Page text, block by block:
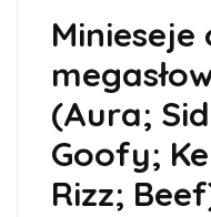
Minieseje
(Aura;
Goofy;
Rizz;